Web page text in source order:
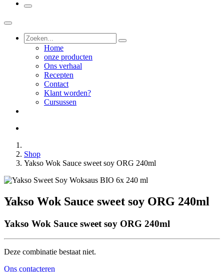
Home
onze producten
Ons verhaal
Recepten
Contact
Klant worden?
Cursussen
Shop
Yakso Wok Sauce sweet soy ORG 240ml
Yakso Wok Sauce sweet soy ORG 240ml
Yakso Wok Sauce sweet soy ORG 240ml
Deze combinatie bestaat niet.
Ons contacteren